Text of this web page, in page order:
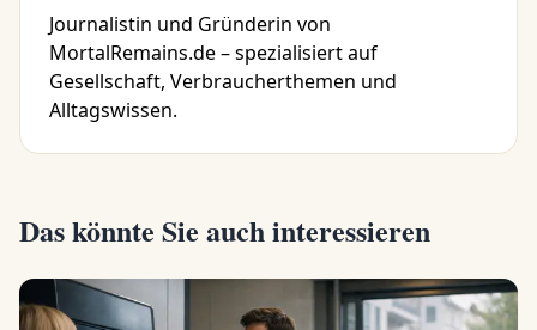
Journalistin und Gründerin von
MortalRemains.de – spezialisiert auf
Gesellschaft, Verbraucherthemen und
Alltagswissen.
Das könnte Sie auch interessieren